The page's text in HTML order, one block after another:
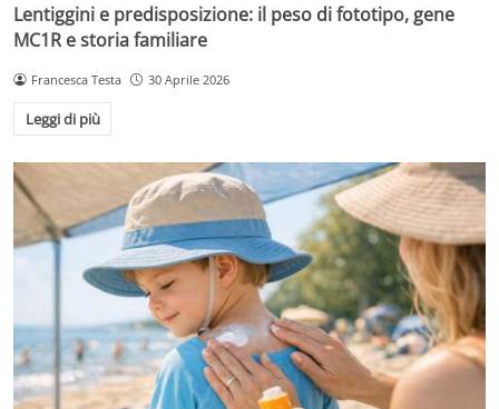
Lentiggini e predisposizione: il peso di fototipo, gene
MC1R e storia familiare
Francesca Testa 30 Aprile 2026
Leggi di più